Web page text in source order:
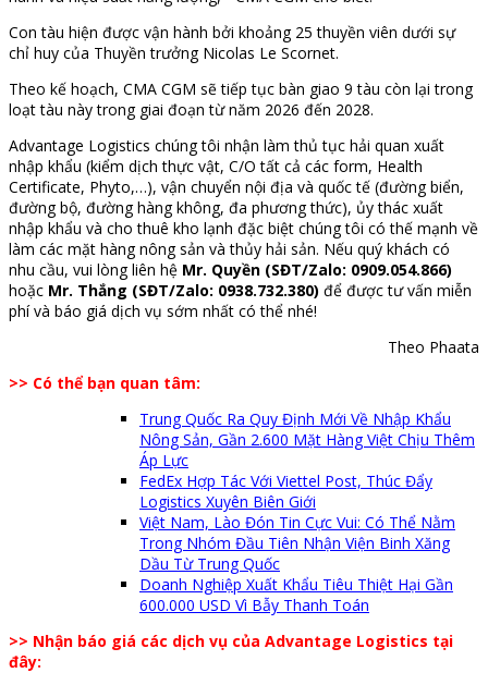
Con tàu hiện được vận hành bởi khoảng 25 thuyền viên dưới sự
chỉ huy của Thuyền trưởng Nicolas Le Scornet.
Theo kế hoạch, CMA CGM sẽ tiếp tục bàn giao 9 tàu còn lại trong
loạt tàu này trong giai đoạn từ năm 2026 đến 2028.
Advantage Logistics chúng tôi nhận làm thủ tục hải quan xuất
nhập khẩu (kiểm dịch thực vật, C/O tất cả các form, Health
Certificate, Phyto,…), vận chuyển nội địa và quốc tế (đường biển,
đường bộ, đường hàng không, đa phương thức), ủy thác xuất
nhập khẩu và cho thuê kho lạnh đặc biệt chúng tôi có thế mạnh về
làm các mặt hàng nông sản và thủy hải sản. Nếu quý khách có
nhu cầu, vui lòng liên hệ Mr. Quyền (SĐT/Zalo: 0909.054.866)
hoặc Mr. Thắng (SĐT/Zalo: 0938.732.380) để được tư vấn miễn
phí và báo giá dịch vụ sớm nhất có thể nhé!
Theo Phaata
>> Có thể bạn quan tâm:
Trung Quốc Ra Quy Định Mới Về Nhập Khẩu
Nông Sản, Gần 2.600 Mặt Hàng Việt Chịu Thêm
Áp Lực
FedEx Hợp Tác Với Viettel Post, Thúc Đẩy
Logistics Xuyên Biên Giới
Việt Nam, Lào Đón Tin Cực Vui: Có Thể Nằm
Trong Nhóm Đầu Tiên Nhận Viện Binh Xăng
Dầu Từ Trung Quốc
Doanh Nghiệp Xuất Khẩu Tiêu Thiệt Hại Gần
600.000 USD Vì Bẫy Thanh Toán
>> Nhận báo giá các dịch vụ của Advantage Logistics tại
đây: